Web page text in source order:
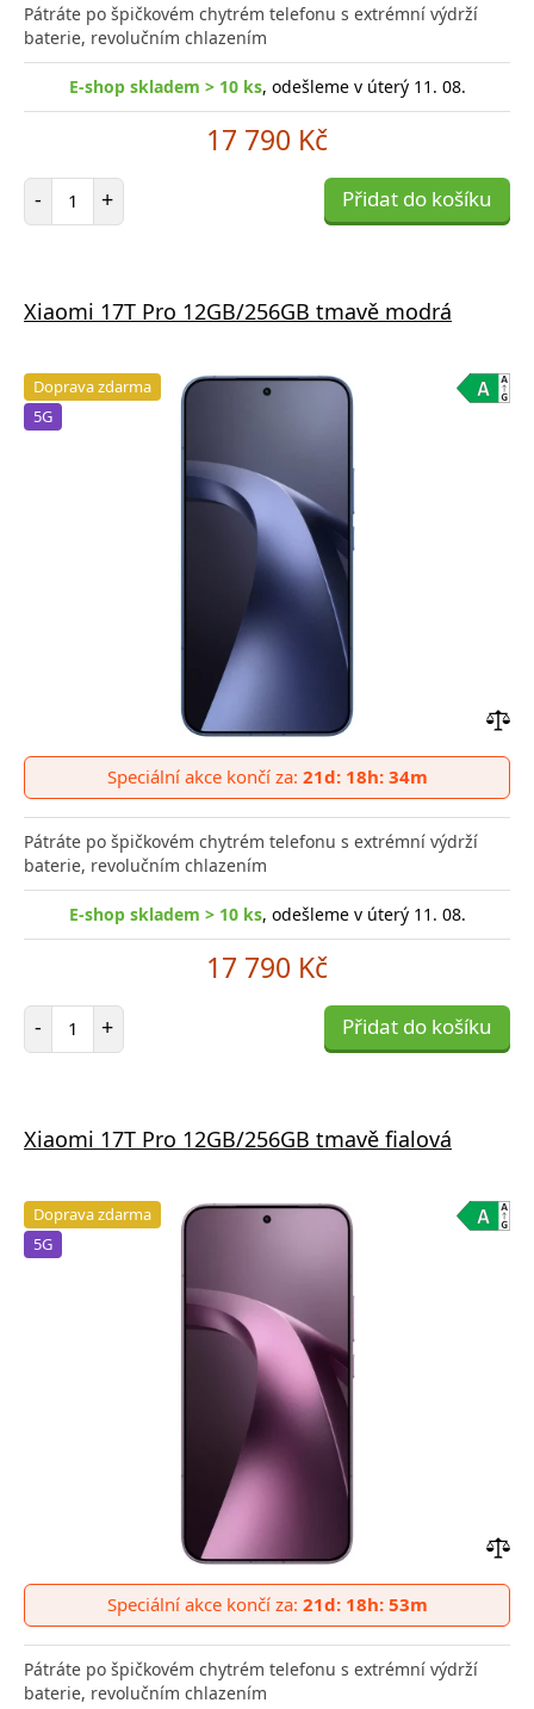
Pátráte po špičkovém chytrém telefonu s extrémní výdrží
baterie, revolučním chlazením
E-shop skladem > 10 ks, odešleme v úterý 11. 08.
17 790 Kč
- Počet položek
+ Přidat do košíku
Xiaomi 17T Pro 12GB/256GB tmavě modrá
Doprava zdarma
5G
do
Speciální akce končí za: 21d: 18h: 34m
Pátráte po špičkovém chytrém telefonu s extrémní výdrží
baterie, revolučním chlazením
E-shop skladem > 10 ks, odešleme v úterý 11. 08.
17 790 Kč
- Počet položek
+ Přidat do košíku
Xiaomi 17T Pro 12GB/256GB tmavě fialová
Doprava zdarma
5G
do
Speciální akce končí za: 21d: 18h: 53m
Pátráte po špičkovém chytrém telefonu s extrémní výdrží
baterie, revolučním chlazením